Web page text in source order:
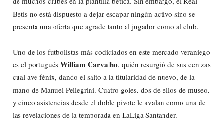
Betis no está dispuesto a dejar escapar ningún activo sino se
presenta una oferta que agrade tanto al jugador como al club.
Uno de los futbolistas más codiciados en este mercado veraniego
es el portugués William Carvalho, quién resurgió de sus cenizas
cual ave fénix, dando el salto a la titularidad de nuevo, de la
mano de Manuel Pellegrini. Cuatro goles, dos de ellos de museo,
y cinco asistencias desde el doble pivote le avalan como una de
las revelaciones de la temporada en LaLiga Santander.